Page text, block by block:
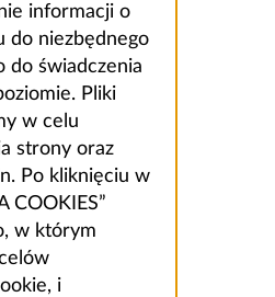
informacji o
do niezbędnego
do świadczenia
Pliki
w celu
strony oraz
Po kliknięciu w
COOKIES”
w którym
i